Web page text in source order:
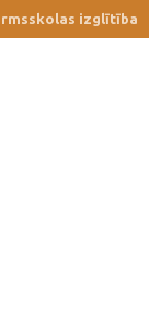
izglītība